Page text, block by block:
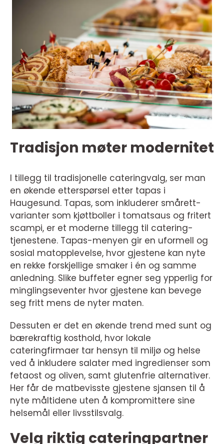
Tradisjon møter modernitet
I tillegg til tradisjonelle cateringvalg, ser man
en økende etterspørsel etter tapas i
Haugesund. Tapas, som inkluderer smårett-
varianter som kjøttboller i tomatsaus og fritert
scampi, er et moderne tillegg til catering-
tjenestene. Tapas-menyen gir en uformell og
sosial matopplevelse, hvor gjestene kan nyte
en rekke forskjellige smaker i én og samme
anledning. Slike buffeter egner seg ypperlig for
minglingseventer hvor gjestene kan bevege
seg fritt mens de nyter maten.
Dessuten er det en økende trend med sunt og
bærekraftig kosthold, hvor lokale
cateringfirmaer tar hensyn til miljø og helse
ved å inkludere salater med ingredienser som
fetaost og oliven, samt glutenfrie alternativer.
Her får de matbevisste gjestene sjansen til å
nyte måltidene uten å kompromittere sine
helsemål eller livsstilsvalg.
Velg riktig cateringpartner